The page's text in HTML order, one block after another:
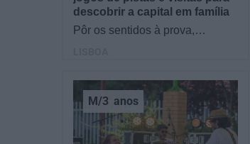
descobrir a capital em família
Pôr os sentidos à prova,
M/3 anos